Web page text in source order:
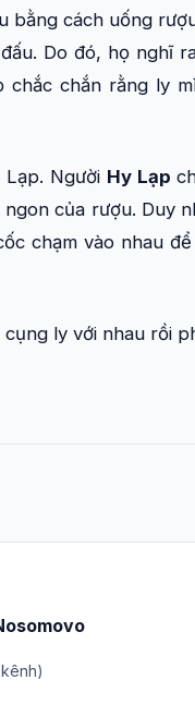
bằng cách uống
Do đó, họ nghĩ
chắc chắn rằng ly
Người Hy Lạp
của rượu. Duy
chạm vào nhau
ly với nhau rồi